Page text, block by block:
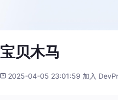
宝贝木马
2025-04-05 23:01:59 加入